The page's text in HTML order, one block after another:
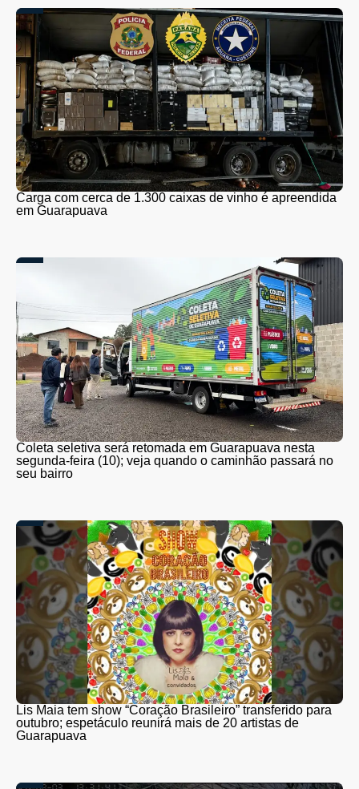
Carga com cerca de 1.300 caixas de vinho é apreendida
em Guarapuava
Coleta seletiva será retomada em Guarapuava nesta
segunda-feira (10); veja quando o caminhão passará no
seu bairro
Lis Maia tem show “Coração Brasileiro” transferido para
outubro; espetáculo reunirá mais de 20 artistas de
Guarapuava